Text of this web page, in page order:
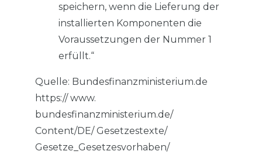
speichern, wenn die Lieferung der
installierten Komponenten die
Voraussetzungen der Nummer 1
erfüllt.“
Quelle: Bundesfinanzministerium.de
https:// www.
bundesfinanzministerium.de/
Content/DE/ Gesetzestexte/
Gesetze_Gesetzesvorhaben/